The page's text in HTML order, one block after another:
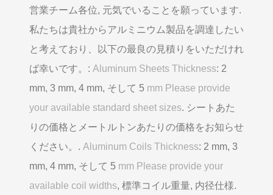
営業チーム各位, 元気でいることを願っています.
私たちは貴社からアルミニウム製品を調達したい
と考えており、以下の最良の見積りをいただけれ
ば幸いです。: Aluminum Sheets Thickness: 2
mm, 3 mm, 4 mm, そして 5 mm Please provide
your available standard sheet sizes. シートあた
りの価格とメートルトンあたりの価格をお知らせ
ください。. Aluminum Coils Thickness: 2 mm, 3
mm, 4 mm, そして 5 mm Please provide your
available coil widths, 標準コイル重量, 内径仕様.